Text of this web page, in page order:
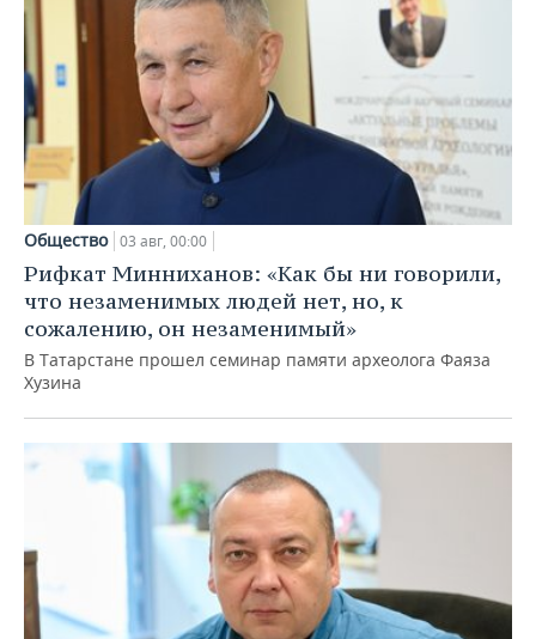
Общество 03 авг, 00:00
Рифкат Минниханов: «Как бы ни говорили,
что незаменимых людей нет, но, к
сожалению, он незаменимый»
В Татарстане прошел семинар памяти археолога Фаяза
Хузина